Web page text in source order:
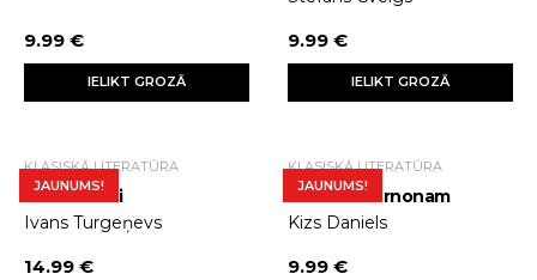
9.99 €
IELIKT GROZĀ
9.99 €
IELIKT GROZĀ
JAUNUMS!
KLASISKĀ LITERATŪRA
Tēvi un dēli
Ivans Turgeņevs
14.99 €
JAUNUMS!
KLASISKĀ LITERATŪRA
Ziedi Aldžernonam
Kizs Daniels
9.99 €